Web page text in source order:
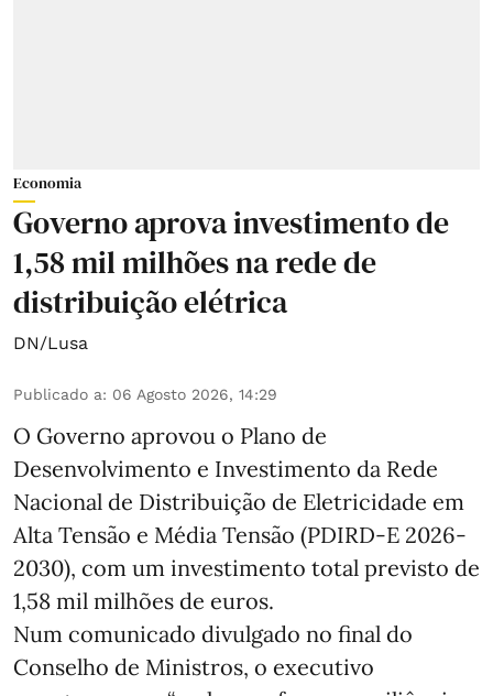
Economia
Governo aprova investimento de
1,58 mil milhões na rede de
distribuição elétrica
DN/Lusa
Publicado a: 06 Agosto 2026, 14:29
O Governo aprovou o Plano de
Desenvolvimento e Investimento da Rede
Nacional de Distribuição de Eletricidade em
Alta Tensão e Média Tensão (PDIRD-E 2026-
2030), com um investimento total previsto de
1,58 mil milhões de euros.
Num comunicado divulgado no final do
Conselho de Ministros, o executivo